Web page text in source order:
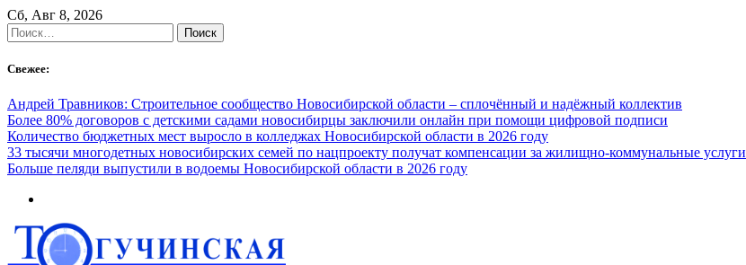
Skip
to
content
Сб, Авг 8, 2026
Найти:
Свежее:
Андрей Травников: Строительное сообщество Новосибирской области – сплочённый и надёжный коллектив
Более 80% договоров с детскими садами новосибирцы заключили онлайн при помощи цифровой подписи
Количество бюджетных мест выросло в колледжах Новосибирской области в 2026 году
33 тысячи многодетных новосибирских семей по нацпроекту получат компенсации за жилищно-коммунальные услуги
Больше пеляди выпустили в водоемы Новосибирской области в 2026 году